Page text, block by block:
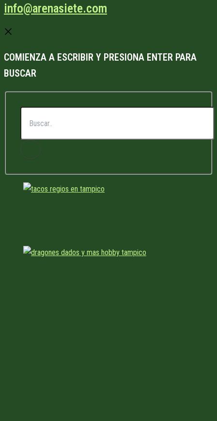
info@arenasiete.com
COMIENZA A ESCRIBIR Y PRESIONA ENTER PARA
BUSCAR